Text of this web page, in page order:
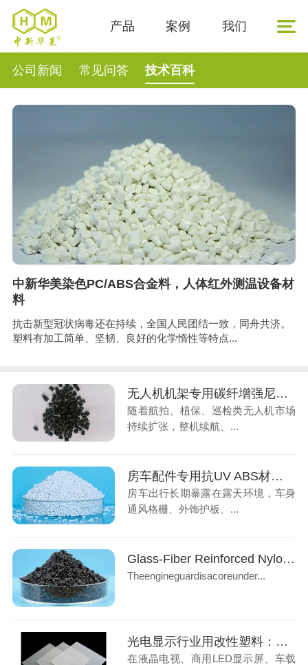
产品 案例 我们
公司新闻 常见问答 技术百科
中新华美染色PC/ABS合金料，人体红外测温设备材
料
抗击新型冠状病毒还在持续，全国人民团结一致，同舟共济。
塑料有加工简单、坚韧、良好的化学惰性等特点...
无人机机架专用碳纤增强尼龙，低空经济轻量化材料
随着航拍、植保、巡检类无人机市场
持续扩张，整机续航、...
房车配件专用抗UV ABS材料，解决户外老化褪色难题
房车出行长期暴露在露天环境，车身
通风格栅、外饰护板、...
Glass-Fiber Reinforced Nylon: Ideal Material for Automotive Engine Underbody Guards
Theengineguardisacoreunder...
光电显示行业用改性塑料：光扩散PS材料应用解析
在液晶电视、商用LED显示屏、车载